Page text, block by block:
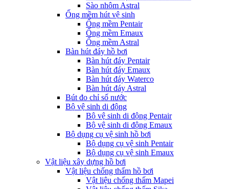
Sào nhôm Astral
Ống mềm hút vệ sinh
Ống mềm Pentair
Ống mềm Emaux
Ống mềm Astral
Bàn hút đáy hồ bơi
Bàn hút đáy Pentair
Bàn hút đáy Emaux
Bàn hút đáy Waterco
Bàn hút đáy Astral
Bút đo chỉ số nước
Bộ vệ sinh di động
Bộ vệ sinh di động Pentair
Bộ vệ sinh di động Emaux
Bộ dụng cụ vệ sinh hồ bơi
Bộ dụng cụ vệ sinh Pentair
Bộ dụng cụ vệ sinh Emaux
Vật liệu xây dựng hồ bơi
Vật liệu chống thấm hồ bơi
Vật liệu chống thấm Mapei